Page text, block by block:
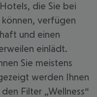
die Sie bei
verfügen
und einen
einlädt.
Sie meistens
werden Ihnen
Filter „Wellness“